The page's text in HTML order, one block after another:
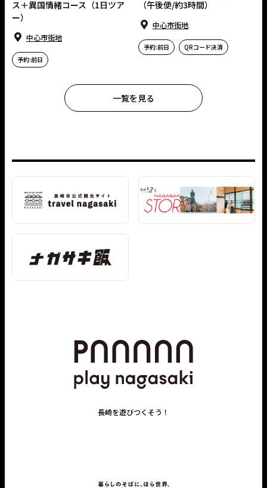
ス＋異国情緒コース（1日ツア
ー）
中⼼市街地
予約:前日
（午後便/約3時間）
中⼼市街地
予約:前日 QRコード決済
一覧を見る
長崎を遊びつくそう！